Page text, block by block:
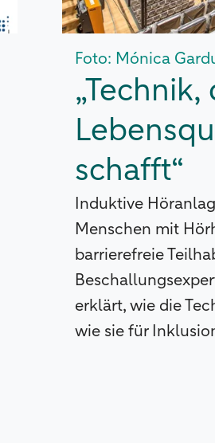
Foto: Mónica
„Technik,
schafft“
Induktive
Menschen mit
barrierefreie
erklärt, wie die
wie sie für